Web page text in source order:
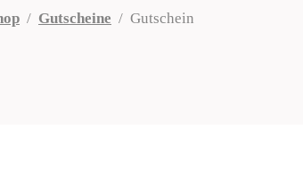
/ Gutscheine / Gutschein